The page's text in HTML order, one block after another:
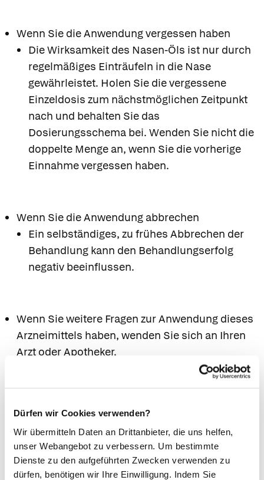
Dürfen wir Cookies verwenden?
Wir übermitteln Daten an Drittanbieter, die uns helfen,
unser Webangebot zu verbessern. Um bestimmte
Dienste zu den aufgeführten Zwecken verwenden zu
dürfen, benötigen wir Ihre Einwilligung. Indem Sie
Wenn Sie die Anwendung vergessen haben
Die Wirksamkeit des Nasen-Öls ist nur durch
regelmäßiges Einträufeln in die Nase
gewährleistet. Holen Sie die vergessene
Einzeldosis zum nächstmöglichen Zeitpunkt
nach und behalten Sie das
Dosierungsschema bei. Wenden Sie nicht die
doppelte Menge an, wenn Sie die vorherige
Einnahme vergessen haben.
Wenn Sie die Anwendung abbrechen
Ein selbständiges, zu frühes Abbrechen der
Behandlung kann den Behandlungserfolg
negativ beeinflussen.
Wenn Sie weitere Fragen zur Anwendung dieses
Arzneimittels haben, wenden Sie sich an Ihren
Arzt oder Apotheker.
nicht bei jedem auftreten müssen.
Gelegentlich: kann bis zu 1 von 100 Behandelten
betreffen